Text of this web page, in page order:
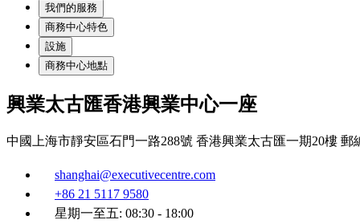
我們的服務
商務中心特色
設施
商務中心地點
興業太古匯香港興業中心一座
中國上海市靜安區石門一路288號 香港興業太古匯一期20樓 郵
shanghai@executivecentre.com
+86 21 5117 9580
星期一至五: 08:30 - 18:00